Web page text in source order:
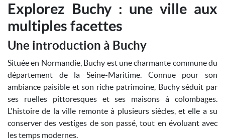
Explorez Buchy : une ville aux
multiples facettes
Une introduction à Buchy
Située en Normandie, Buchy est une charmante commune du
département de la Seine-Maritime. Connue pour son
ambiance paisible et son riche patrimoine, Buchy séduit par
ses ruelles pittoresques et ses maisons à colombages.
L'histoire de la ville remonte à plusieurs siècles, et elle a su
conserver des vestiges de son passé, tout en évoluant avec
les temps modernes.